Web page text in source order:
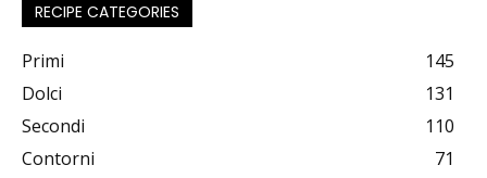
RECIPE CATEGORIES
Primi
145
Dolci
131
Secondi
110
Contorni
71